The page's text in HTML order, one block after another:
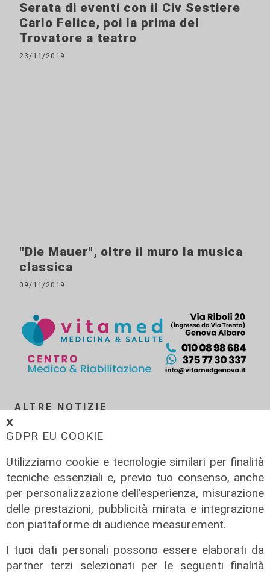
𝗫
GDPR EU COOKIE
Utilizziamo cookie e tecnologie similari per finalità
tecniche essenziali e, previo tuo consenso, anche
per personalizzazione dell'esperienza, misurazione
delle prestazioni, pubblicità mirata e integrazione
con piattaforme di audience measurement.
I tuoi dati personali possono essere elaborati da
partner terzi selezionati per le seguenti finalità
Serata di eventi con il Civ Sestiere
Carlo Felice, poi la prima del
Trovatore a teatro
23/11/2019
"Die Mauer", oltre il muro la musica
classica
09/11/2019
ALTRE NOTIZIE